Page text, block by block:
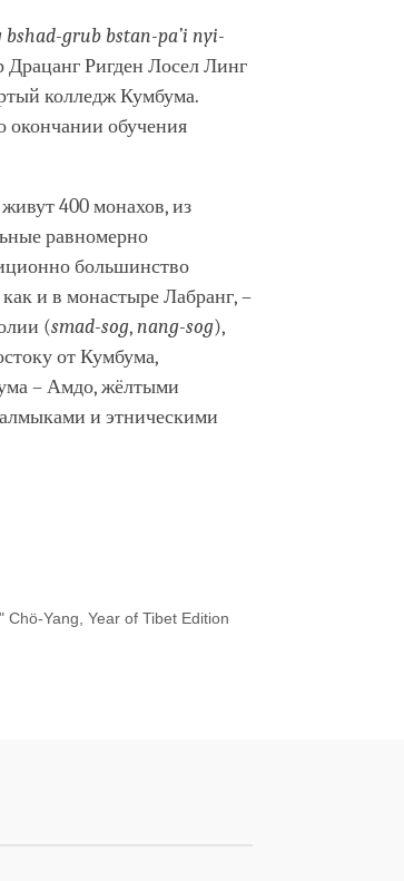
bshad-grub bstan-pa’i nyi-
Драцанг Ригден Лосел Линг
колледж Кумбума.
окончании обучения
400 монахов, из
равномерно
большинство
и в монастыре Лабранг, –
(smad-sog,nang-sog),
от Кумбума,
– Амдо, жёлтыми
и этническими
Yang, Year of Tibet Edition